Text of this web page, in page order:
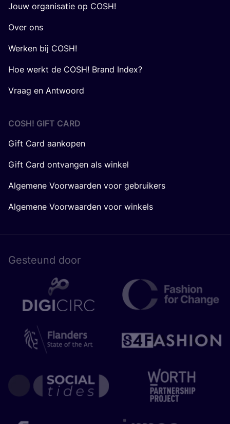
Jouw organisatie op COSH!
Over ons
Werken bij COSH!
Hoe werkt de COSH! Brand Index?
Vraag en Antwoord
COSH! GIFT CARD
Gift Card aankopen
Gift Card ontvangen als winkel
Algemene Voorwaarden voor gebruikers
Algemene Voorwaarden voor winkels
Gesteund door